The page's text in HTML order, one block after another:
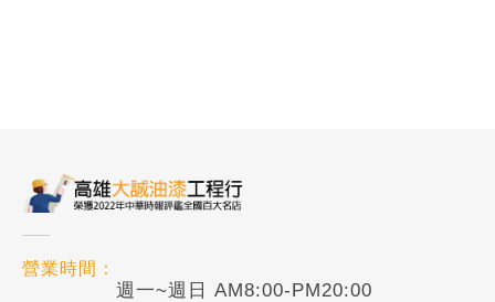
營業時間：
週一~週日 AM8:00-PM20:00